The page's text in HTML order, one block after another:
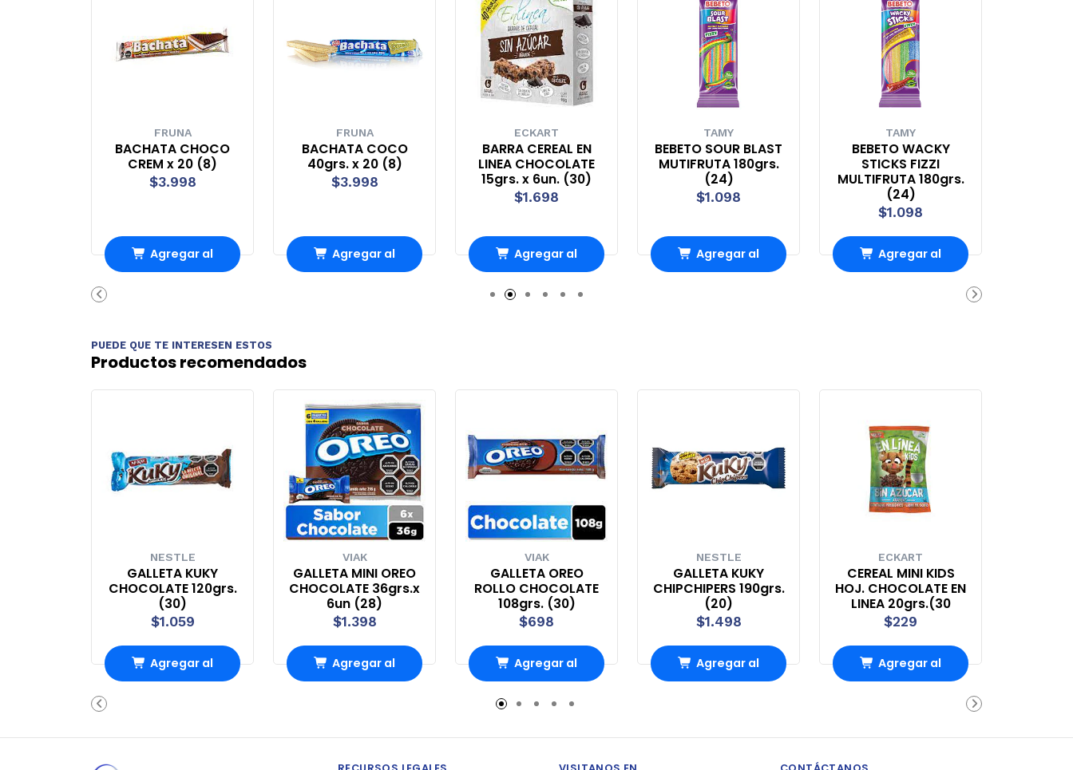
FRUNA
BACHATA CHOCO
CREM x 20 (8)
$3.998
Agregar al
FRUNA
BACHATA COCO
40grs. x 20 (8)
$3.998
Agregar al
ECKART
BARRA CEREAL EN
LINEA CHOCOLATE
15grs. x 6un. (30)
$1.698
Agregar al
carrito
TAMY
BEBETO SOUR BLAST
MUTIFRUTA 180grs.
(24)
$1.098
Agregar al
TAMY
BEBETO WACKY
STICKS FIZZI
MULTIFRUTA 180grs.
(24)
$1.098
Agregar al
PUEDE QUE TE INTERESEN ESTOS
Productos recomendados
NESTLE
GALLETA KUKY
CHOCOLATE 120grs.
(30)
$1.059
Agregar al
VIAK
GALLETA MINI OREO
CHOCOLATE 36grs.x
6un (28)
$1.398
Agregar al
VIAK
GALLETA OREO
ROLLO CHOCOLATE
108grs. (30)
$698
Agregar al
carrito
NESTLE
GALLETA KUKY
CHIPCHIPERS 190grs.
(20)
$1.498
Agregar al
ECKART
CEREAL MINI KIDS
HOJ. CHOCOLATE EN
LINEA 20grs.(30
$229
Agregar al